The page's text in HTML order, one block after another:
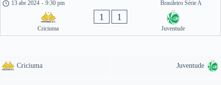
Brasileiro Série A
13 abr 2024 - 9:30 pm
Criciuma
1 1
Juventude
Criciuma Juventude